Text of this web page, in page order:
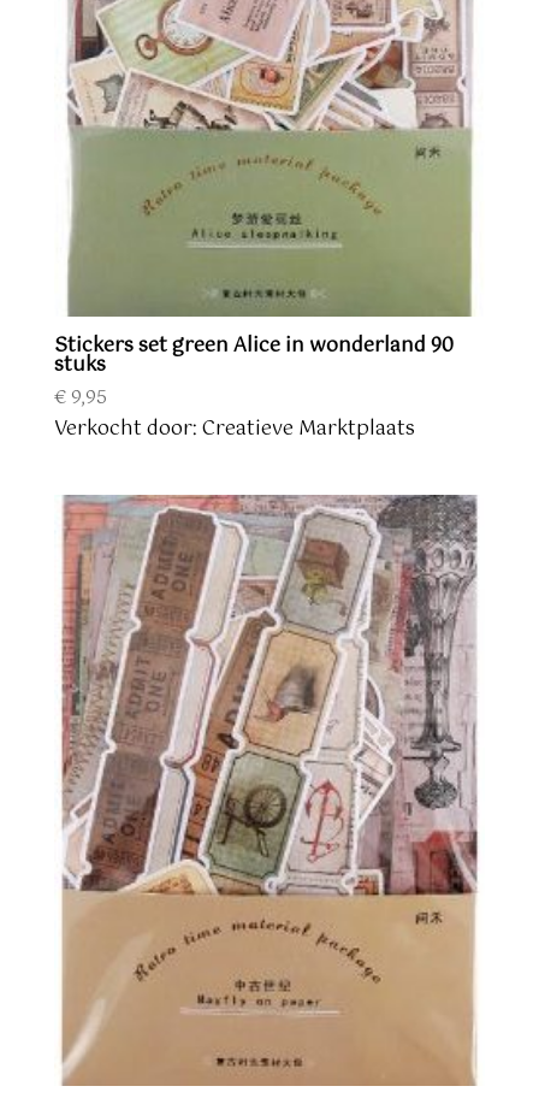
Stickers set green Alice in wonderland 90
stuks
€9,95
Verkocht door: Creatieve Marktplaats